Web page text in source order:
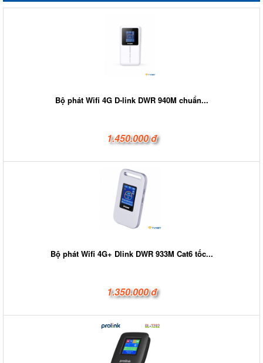
Bộ phát Wifi 4G D-link DWR 940M chuẩn...
1.450.000 đ
Bộ phát Wifi 4G+ Dlink DWR 933M Cat6 tốc...
1.350.000 đ